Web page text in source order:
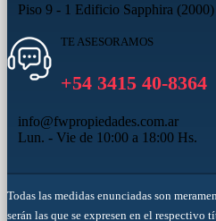
Piso 9 - 1 Edificio Sapphira
TE ASESORAMOS
+54 3415 40-8364
info@fwpropiedades.com.ar
Lun. - Vie de 10:00 a 18:00 Hs.
Todas las medidas enunciadas son
serán las que se expresen en el respectivo